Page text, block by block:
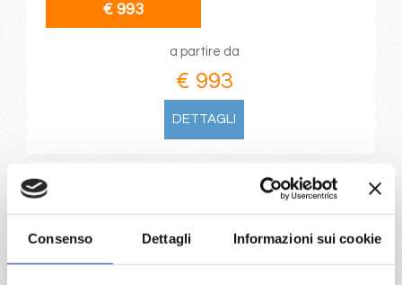
Consenso Dettagli Informazioni sui cookie
€ 993
a partire da
€ 993
DETTAGLI
CivitavecchiaconMSC Divina